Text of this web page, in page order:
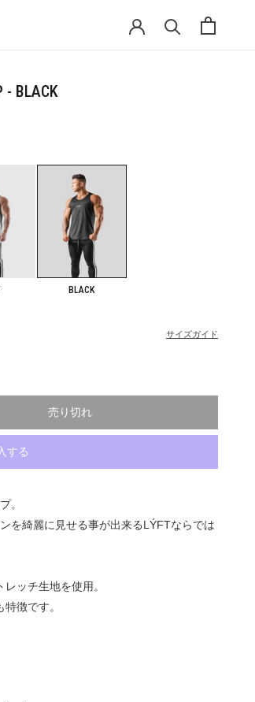
- BLACK
BLACK
サイズガイド
売り切れ
する
。
を綺麗に見せる事が出来るLÝFTならでは
ッチ生地を使用。
徴です。